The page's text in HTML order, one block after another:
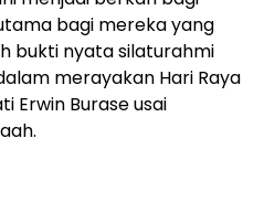
bagi mereka yang
bukti nyata silaturahmi
merayakan Hari Raya
Erwin Burase usai